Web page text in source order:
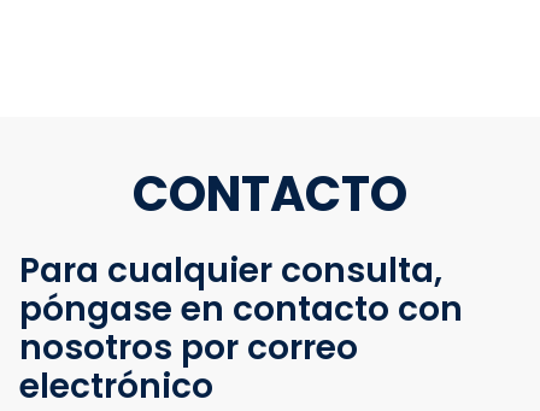
CONTACTO
Para cualquier consulta,
póngase en contacto con
nosotros por correo
electrónico